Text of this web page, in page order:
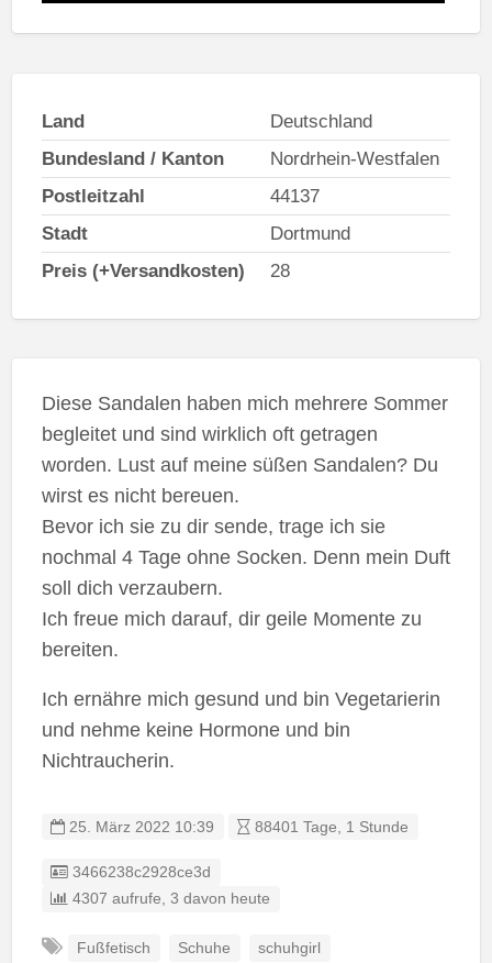
Land
Deutschland
Bundesland / Kanton
Nordrhein-Westfalen
Postleitzahl
44137
Stadt
Dortmund
Preis (+Versandkosten)
28
Diese Sandalen haben mich mehrere Sommer
begleitet und sind wirklich oft getragen
worden. Lust auf meine süßen Sandalen? Du
wirst es nicht bereuen.
Bevor ich sie zu dir sende, trage ich sie
nochmal 4 Tage ohne Socken. Denn mein Duft
soll dich verzaubern.
Ich freue mich darauf, dir geile Momente zu
bereiten.
Ich ernähre mich gesund und bin Vegetarierin
und nehme keine Hormone und bin
Nichtraucherin.
25. März 2022 10:39 88401 Tage, 1 Stunde
Listing ID
3466238c2928ce3d
4307 aufrufe, 3 davon heute
Fußfetisch Schuhe schuhgirl